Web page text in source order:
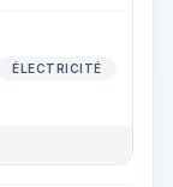
ÉLECTRICITÉ